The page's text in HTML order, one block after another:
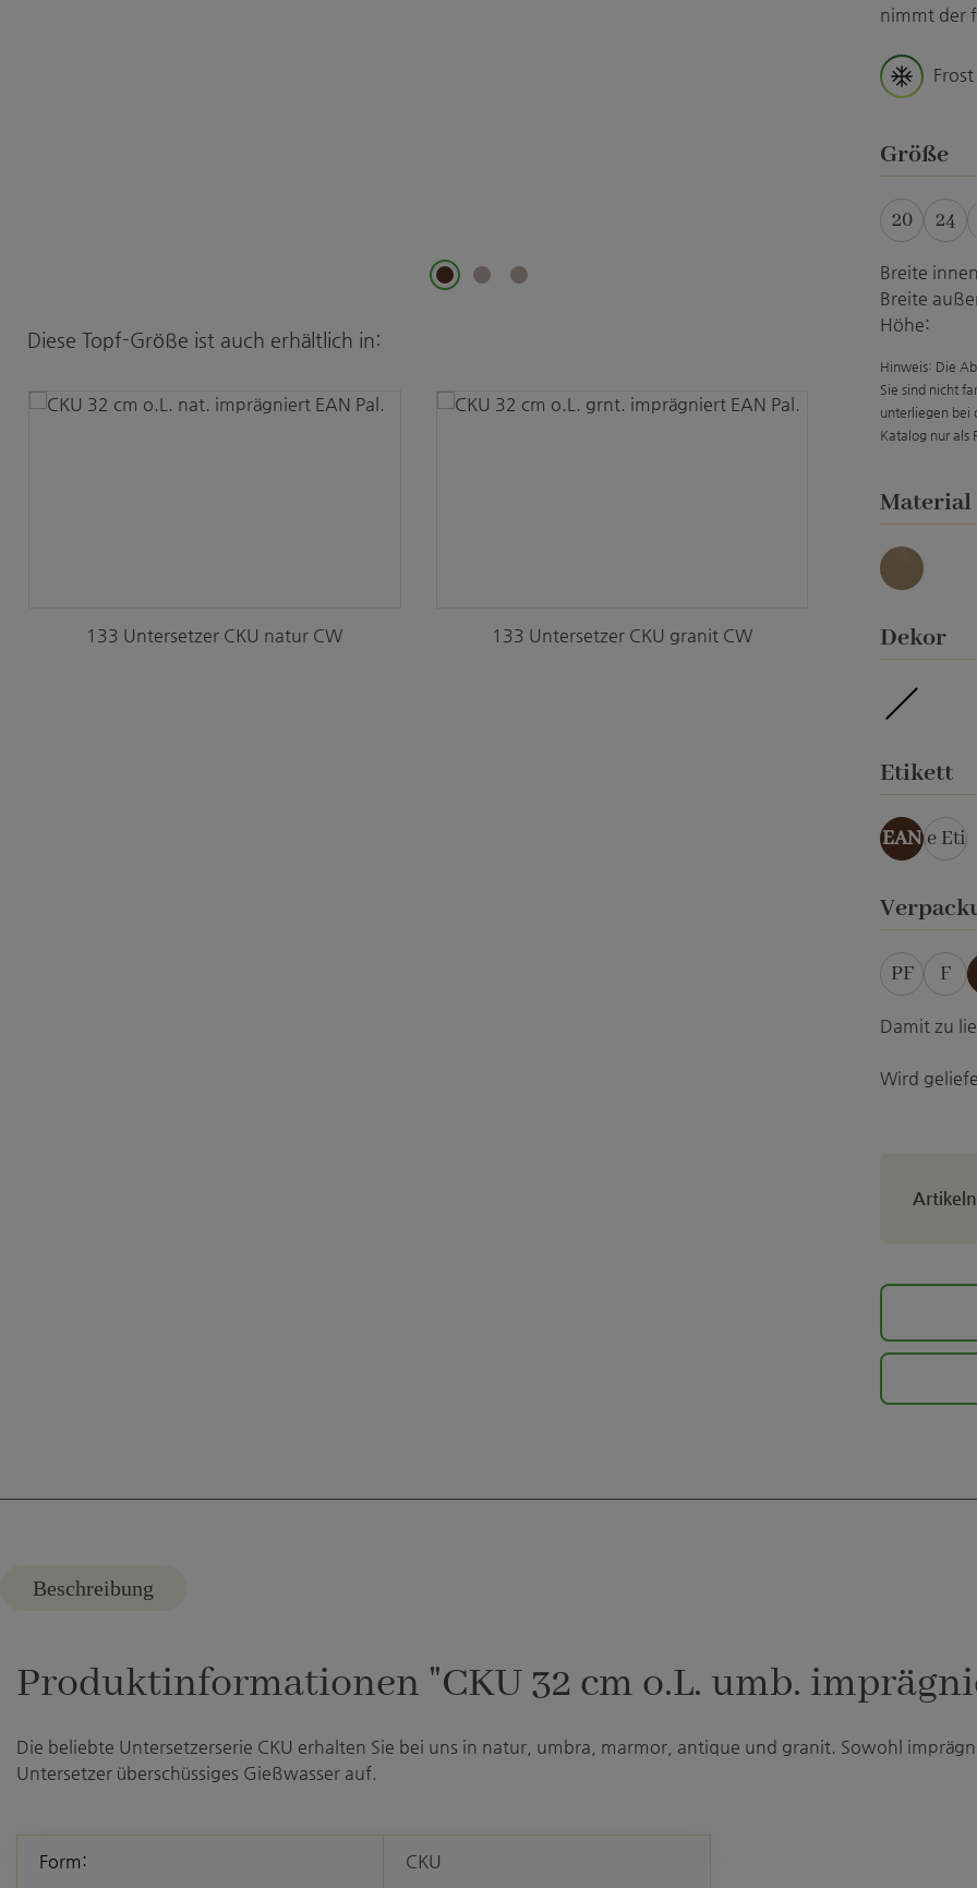
Produktgalerie überspringen
Diese Topf-Größe ist auch erhältlich in:
133 Untersetzer CKU natur CW 133 Untersetzer CKU granit CW
nimmt der
Größe
20 24
Breite
Breite
Höhe:
Hinweis: Die
Sie sind nicht
unterliegen bei
Katalog nur als
Material
umbra
Dekor
Etikett
EAN
ohne
PF F
Damit zu
Wird
Beschreibung
Produktinformationen "CKU 32 cm o.L. umb.
Die beliebte Untersetzerserie CKU erhalten Sie bei uns in natur, umbra, marmor, antique und granit. Sowohl
Untersetzer überschüssiges Gießwasser auf.
Form: CKU